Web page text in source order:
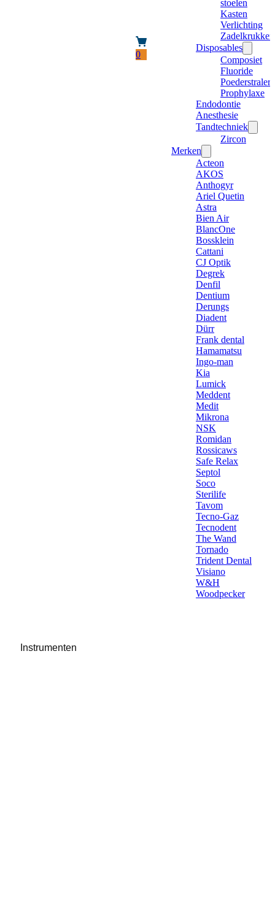
0
stoelen
Kasten
Verlichting
Zadelkrukken
Disposables
Composiet
Fluoride
Poederstraler
Prophylaxe
Endodontie
Anesthesie
Tandtechniek
Zircon
Merken
Acteon
AKOS
Anthogyr
Ariel Quetin
Astra
Bien Air
BlancOne
Bossklein
Cattani
CJ Optik
Degrek
Denfil
Dentium
Derungs
Diadent
Dürr
Frank dental
Hamamatsu
Ingo-man
Kia
Lumick
Meddent
Medit
Mikrona
NSK
Romidan
Rossicaws
Safe Relax
Septol
Soco
Sterilife
Tavom
Tecno-Gaz
Tecnodent
The Wand
Tornado
Trident Dental
Visiano
W&H
Woodpecker
Instrumenten